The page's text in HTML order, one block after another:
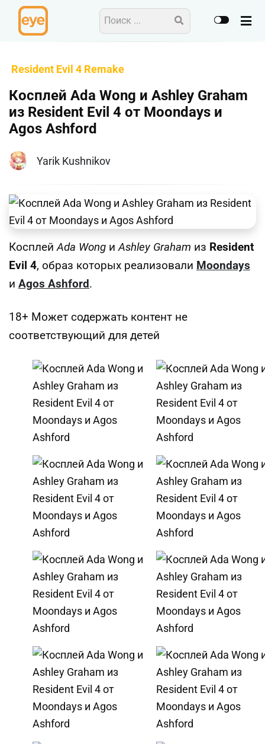
Resident Evil 4 Remake
Косплей Ada Wong и Ashley Graham
из Resident Evil 4 от Moondays и
Agos Ashford
Yarik Kushnikov
КосплейAda Wong иAshley Graham из Resident
Evil 4, образ которых реализовали Moondays
и Agos Ashford.
18+ Может содержать контент не
соответствующий для детей